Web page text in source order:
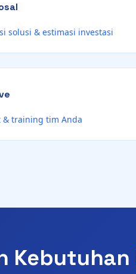
solusi & estimasi investasi
& training tim Anda
Kebutuhan